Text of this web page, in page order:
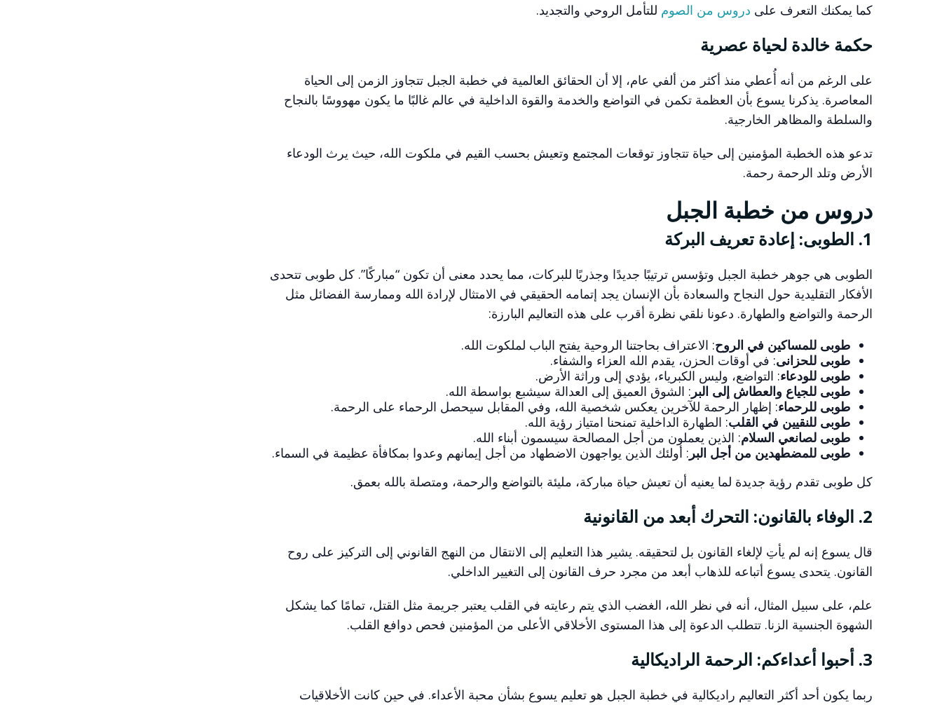
كما يمكنك التعرف على دروس من الصوم للتأمل الروحي والتجديد.
حكمة خالدة لحياة عصرية
على الرغم من أنه أُعطي منذ أكثر من ألفي عام، إلا أن الحقائق العالمية في خطبة الجبل تتجاوز الزمن إلى الحياة
المعاصرة. يذكرنا يسوع بأن العظمة تكمن في التواضع والخدمة والقوة الداخلية في عالم غالبًا ما يكون مهووسًا بالنجاح
والسلطة والمظاهر الخارجية.
تدعو هذه الخطبة المؤمنين إلى حياة تتجاوز توقعات المجتمع وتعيش بحسب القيم في ملكوت الله، حيث يرث الودعاء
الأرض وتلد الرحمة رحمة.
دروس من خطبة الجبل
1. الطوبى: إعادة تعريف البركة
الطوبى هي جوهر خطبة الجبل وتؤسس ترتيبًا جديدًا وجذريًا للبركات، مما يحدد معنى أن تكون “مباركًا”. كل طوبى تتحدى
الأفكار التقليدية حول النجاح والسعادة بأن الإنسان يجد إتمامه الحقيقي في الامتثال لإرادة الله وممارسة الفضائل مثل
الرحمة والتواضع والطهارة. دعونا نلقي نظرة أقرب على هذه التعاليم البارزة:
طوبى للمساكين في الروح: الاعتراف بحاجتنا الروحية يفتح الباب لملكوت الله.
طوبى للحزانى: في أوقات الحزن، يقدم الله العزاء والشفاء.
طوبى للودعاء: التواضع، وليس الكبرياء، يؤدي إلى وراثة الأرض.
طوبى للجياع والعطاش إلى البر : الشوق العميق إلى العدالة سيشبع بواسطة الله.
طوبى للرحماء: إظهار الرحمة للآخرين يعكس شخصية الله، وفي المقابل سيحصل الرحماء على الرحمة.
طوبى للنقيين في القلب: الطهارة الداخلية تمنحنا امتياز رؤية الله.
طوبى لصانعي السلام: الذين يعملون من أجل المصالحة سيسمون أبناء الله.
طوبى للمضطهدين من أجل البر : أولئك الذين يواجهون الاضطهاد من أجل إيمانهم وعدوا بمكافأة عظيمة في السماء.
كل طوبى تقدم رؤية جديدة لما يعنيه أن تعيش حياة مباركة، مليئة بالتواضع والرحمة، ومتصلة بالله بعمق.
2. الوفاء بالقانون: التحرك أبعد من القانونية
قال يسوع إنه لم يأتِ لإلغاء القانون بل لتحقيقه. يشير هذا التعليم إلى الانتقال من النهج القانوني إلى التركيز على روح
القانون. يتحدى يسوع أتباعه للذهاب أبعد من مجرد حرف القانون إلى التغيير الداخلي.
علم، على سبيل المثال، أنه في نظر الله، الغضب الذي يتم رعايته في القلب يعتبر جريمة مثل القتل، تمامًا كما يشكل
الشهوة الجنسية الزنا. تتطلب الدعوة إلى هذا المستوى الأخلاقي الأعلى من المؤمنين فحص دوافع القلب.
3. أحبوا أعداءكم: الرحمة الراديكالية
ربما يكون أحد أكثر التعاليم راديكالية في خطبة الجبل هو تعليم يسوع بشأن محبة الأعداء. في حين كانت الأخلاقيات